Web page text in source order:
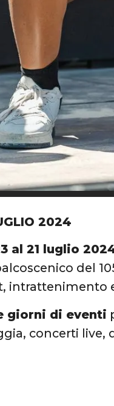
2024
al 21 luglio
del
intrattenimento
giorni di eventi
concerti live,